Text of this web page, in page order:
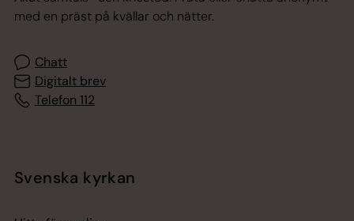
med en präst på kvällar och nätter.
Chatt
Digitalt brev
Telefon 112
Svenska kyrkan